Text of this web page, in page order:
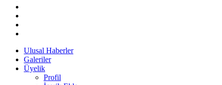
Ulusal Haberler
Galeriler
Üyelik
Profil